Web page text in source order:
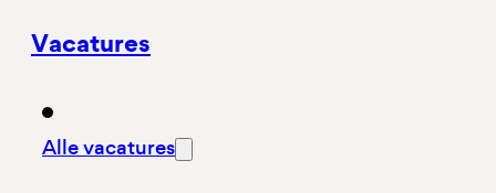
Vacatures
Alle vacatures